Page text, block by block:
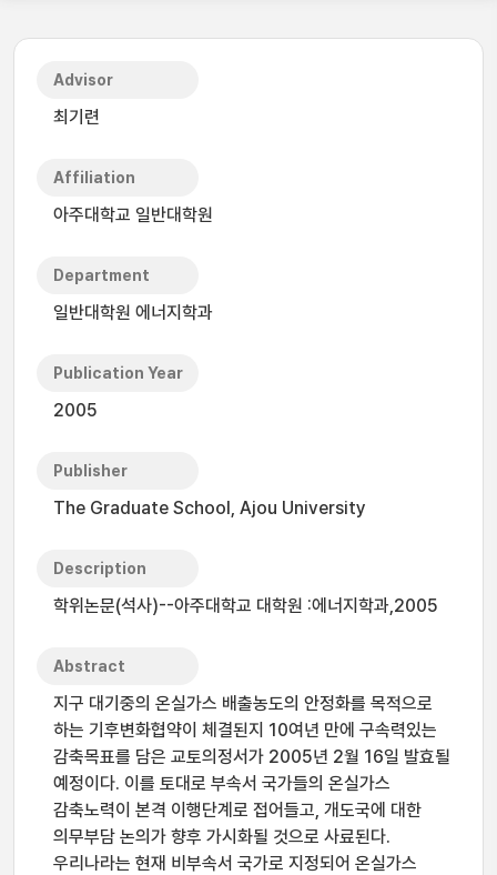
Advisor
최기련
Affiliation
아주대학교 일반대학원
Department
일반대학원 에너지학과
Publication Year
2005
Publisher
The Graduate School, Ajou University
Description
학위논문(석사)--아주대학교 대학원 :에너지학과,2005
Abstract
지구 대기중의 온실가스 배출농도의 안정화를 목적으로
하는 기후변화협약이 체결된지 10여년 만에 구속력있는
감축목표를 담은 교토의정서가 2005년 2월 16일 발효될
예정이다. 이를 토대로 부속서 국가들의 온실가스
감축노력이 본격 이행단계로 접어들고, 개도국에 대한
의무부담 논의가 향후 가시화될 것으로 사료된다.
우리나라는 현재 비부속서 국가로 지정되어 온실가스